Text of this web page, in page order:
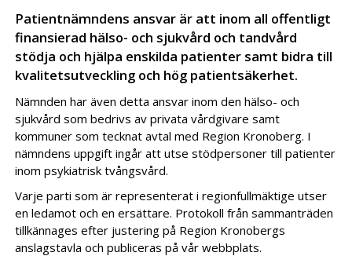
Patientnämndens ansvar är att inom all offentligt
finansierad hälso- och sjukvård och tandvård
stödja och hjälpa enskilda patienter samt bidra till
kvalitetsutveckling och hög patientsäkerhet.
Nämnden har även detta ansvar inom den hälso- och
sjukvård som bedrivs av privata vårdgivare samt
kommuner som tecknat avtal med Region Kronoberg. I
nämndens uppgift ingår att utse stödpersoner till patienter
inom psykiatrisk tvångsvård.
Varje parti som är representerat i regionfullmäktige utser
en ledamot och en ersättare. Protokoll från sammanträden
tillkännages efter justering på Region Kronobergs
anslagstavla och publiceras på vår webbplats.